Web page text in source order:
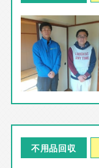
不用品回収